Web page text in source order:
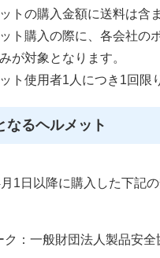
トの購入金額に送料は含
ト購入の際に、各会社の
が対象となります。
ト使用者1人につき1回限
なるヘルメット
1日以降に購入した下記
ク：一般財団法人製品安